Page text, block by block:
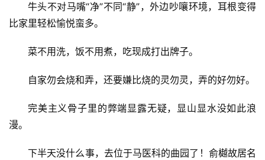
牛头不对马嘴“净”不同“静”，外边吵嚷环境，耳根变得
比家里轻松愉悦蛮多。
菜不用洗，饭不用煮，吃现成打出牌子。
自家勿会烧和弄，还要嫌比烧的灵勿灵，弄的好勿好。
完美主义骨子里的弊端显露无疑，显山显水没如此浪
漫。
下半天没什么事，去位于马医科的曲园了！俞樾故居名